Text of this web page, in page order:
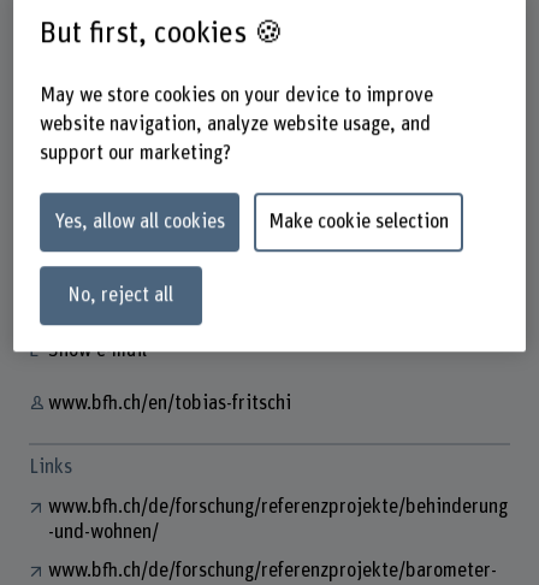
Institutsleiter
Contact
+41 31 848 36 84
Show e-mail
www.bfh.ch/en/tobias-fritschi
Links
www.bfh.ch/de/forschung/referenzprojekte/behinderung
-und-wohnen/
www.bfh.ch/de/forschung/referenzprojekte/barometer-
But first, cookies 🍪
May we store cookies on your device to improve
website navigation, analyze website usage, and
support our marketing?
Yes, allow all cookies Make cookie selection
No, reject all